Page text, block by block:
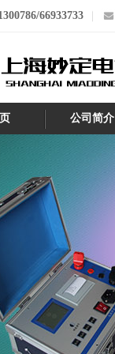
66933733
公司简介